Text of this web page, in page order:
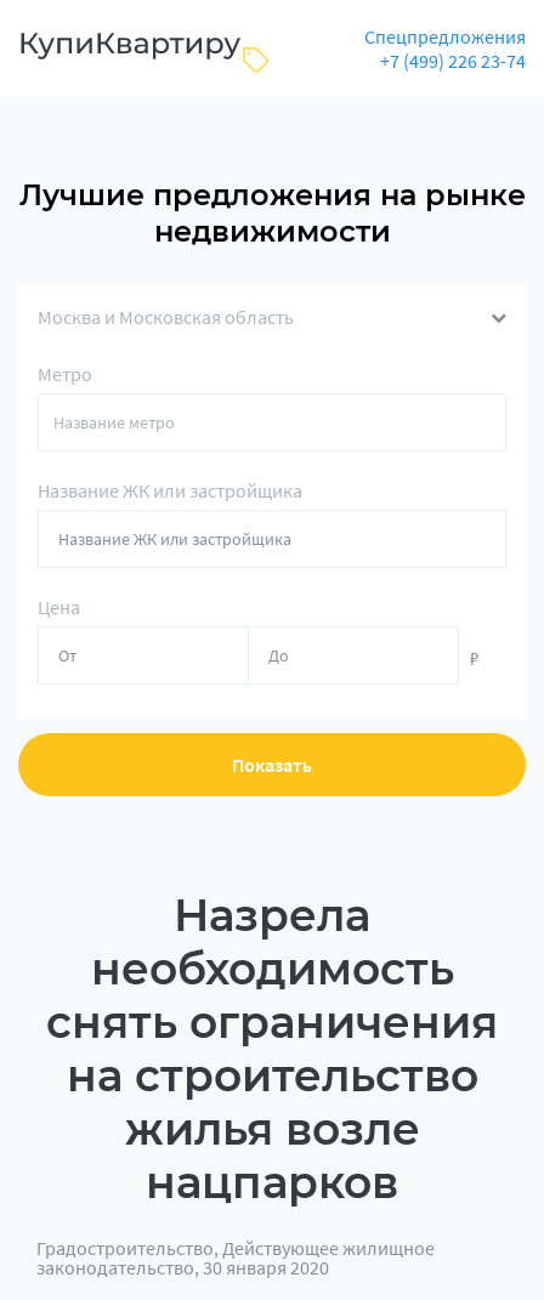
Спецпредложения
+7 (499) 226 23-74
Лучшие предложения на рынке
недвижимости
Москва и Московская область
Метро
Название ЖК или застройщика
Цена
₽
Показать
Назрела
необходимость
снять ограничения
на строительство
жилья возле
нацпарков
Градостроительство, Действующее жилищное
законодательство, 30 января 2020